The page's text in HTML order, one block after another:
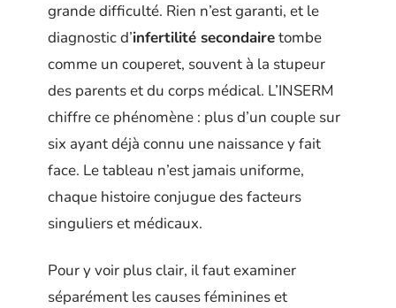
grande difficulté. Rien n’est garanti, et le
diagnostic d’infertilité secondairetombe
comme un couperet, souvent à la stupeur
des parents et du corps médical. L’INSERM
chiffre ce phénomène : plus d’un couple sur
six ayant déjà connu une naissance y fait
face. Le tableau n’est jamais uniforme,
chaque histoire conjugue des facteurs
singuliers et médicaux.
Pour y voir plus clair, il faut examiner
séparément les causes féminines et